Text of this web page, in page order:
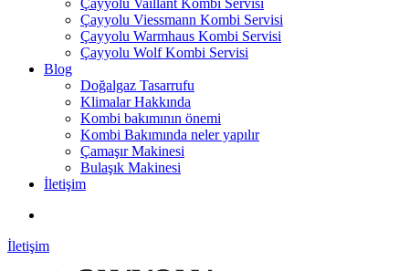
Çayyolu Vaillant Kombi Servisi
Çayyolu Viessmann Kombi Servisi
Çayyolu Warmhaus Kombi Servisi
Çayyolu Wolf Kombi Servisi
Blog
Doğalgaz Tasarrufu
Klimalar Hakkında
Kombi bakımının önemi
Kombi Bakımında neler yapılır
Çamaşır Makinesi
Bulaşık Makinesi
İletişim
İletişim